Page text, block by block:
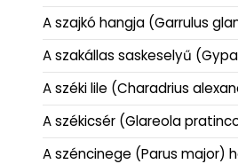
A szajkó hangja (Garrulus
A szakállas saskeselyű
A széki lile (Charadrius
A székicsér (Glareola
A széncinege (Parus major)